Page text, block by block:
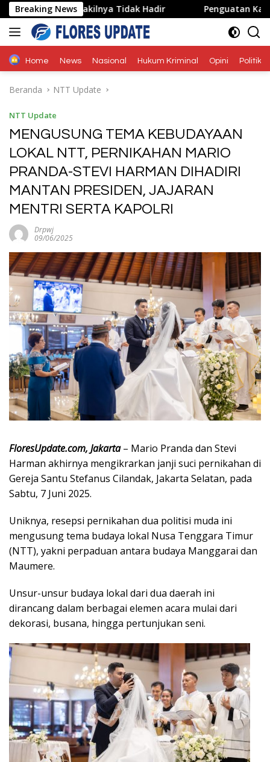
Langsung
ke
konten
Breaking News
Wakilnya Tidak Hadir Penguatan Kapasitas
Home News Nasional Hukum Kriminal Opini Politik
Beranda NTT Update
NTT Update
MENGUSUNG TEMA KEBUDAYAAN
LOKAL NTT, PERNIKAHAN MARIO
PRANDA-STEVI HARMAN DIHADIRI
MANTAN PRESIDEN, JAJARAN
MENTRI SERTA KAPOLRI
Drpwj
09/06/2025
FloresUpdate.com, Jakarta– Mario Pranda dan Stevi
Harman akhirnya mengikrarkan janji suci pernikahan di
Gereja Santu Stefanus Cilandak, Jakarta Selatan, pada
Sabtu, 7 Juni 2025.
Uniknya, resepsi pernikahan dua politisi muda ini
mengusung tema budaya lokal Nusa Tenggara Timur
(NTT), yakni perpaduan antara budaya Manggarai dan
Maumere.
Unsur-unsur budaya lokal dari dua daerah ini
dirancang dalam berbagai elemen acara mulai dari
dekorasi, busana, hingga pertunjukan seni.